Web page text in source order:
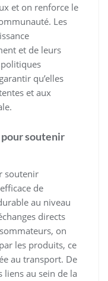
et on renforce le
Les
et de leurs
qu’elles
et aux
soutenir
soutenir
de
au niveau
directs
on
les produits, ce
au transport. De
liens au sein de la